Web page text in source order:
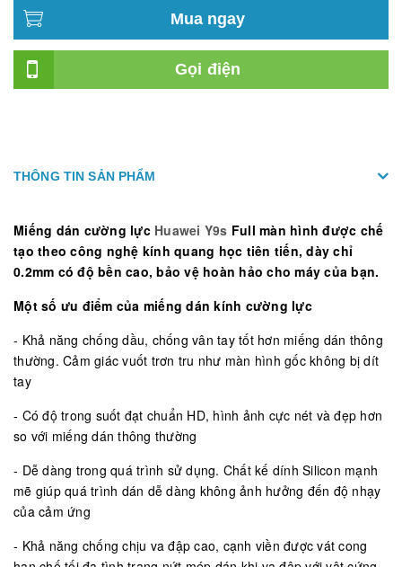
Mua ngay
Gọi điện
THÔNG TIN SẢN PHẨM
Miếng dán cường lực Huawei Y9s Full màn hình được chế
tạo theo công nghệ kính quang học tiên tiến, dày chỉ
0.2mm có độ bền cao, bảo vệ hoàn hảo cho máy của bạn.
Một số ưu điểm của miếng dán kính cường lực
- Khả năng chống dầu, chống vân tay tốt hơn miếng dán thông
thường. Cảm giác vuốt trơn tru như màn hình gốc không bị dít
tay
- Có độ trong suốt đạt chuẩn HD, hình ảnh cực nét và đẹp hơn
so với miếng dán thông thường
- Dễ dàng trong quá trình sử dụng. Chất kế dính Silicon mạnh
mẽ giúp quá trình dán dễ dàng không ảnh hưởng đến độ nhạy
của cảm ứng
- Khả năng chống chịu va đập cao, cạnh viền được vát cong